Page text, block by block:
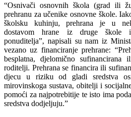
“Osnivači osnovnih škola (grad ili
prehranu za učenike osnovne škole.
školsku kuhinju, prehrana je u
dostavom hrane iz druge škole
ponuditelja”, napisali su nam iz
vezano uz financiranje prehrane:
besplatna, djelomično
roditelji. Prehrana se financira ili
djecu u riziku od gladi sredstva
mirovinskoga sustava, obitelji i
pomoći za najpotrebitije te isto ima
sredstva dodjeljuju.”